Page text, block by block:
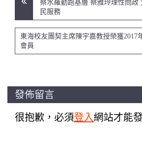
導
覽
蔡水羅勤跑基層 蔡雅玲理性問政
民服務
東海校友團契主席陳宇嘉教授榮獲2017
會員
發佈留言
很抱歉，必須登入網站才能